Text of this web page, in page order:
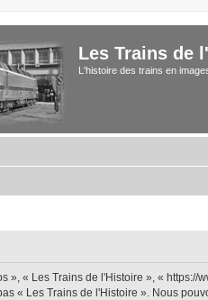
Les Trains de
L'histoire des trains en
« Les Trains de l'Histoire », «
« Les Trains de l'Histoire ». Nous